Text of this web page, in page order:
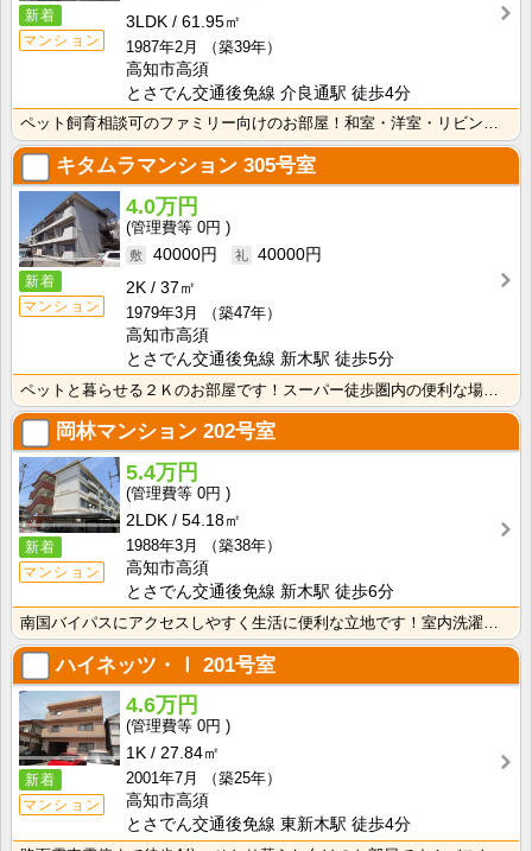
新着
マンション
3LDK
61.95㎡
1987年2月
（築39年）
高知市高須
とさでん交通後免線 介良通駅 徒歩4分
ペット飼育相談可のファミリー向けのお部屋！和室・洋室・リビングがバルコニーに面している開放的な間取で･･･
キタムラマンション 305号室
新着
マンション
4.0万円
0円
40000円
40000円
2K
37㎡
1979年3月
（築47年）
高知市高須
とさでん交通後免線 新木駅 徒歩5分
岡林マンション 202号室
新着
マンション
5.4万円
0円
2LDK
54.18㎡
1988年3月
（築38年）
高知市高須
とさでん交通後免線 新木駅 徒歩6分
ハイネッツ・Ⅰ 201号室
新着
マンション
4.6万円
0円
1K
27.84㎡
2001年7月
（築25年）
高知市高須
とさでん交通後免線 東新木駅 徒歩4分